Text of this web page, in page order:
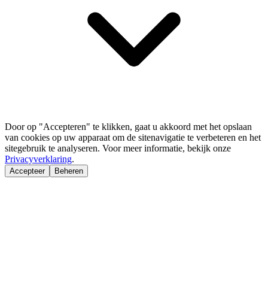
Door op "Accepteren" te klikken, gaat u akkoord met het opslaan
van cookies op uw apparaat om de sitenavigatie te verbeteren en het
sitegebruik te analyseren. Voor meer informatie, bekijk onze
Privacyverklaring.
Accepteer Beheren